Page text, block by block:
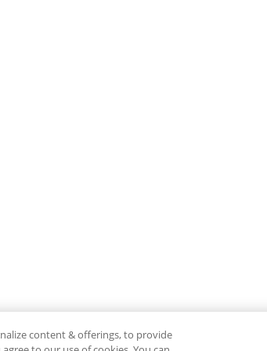
content & offerings, to provide